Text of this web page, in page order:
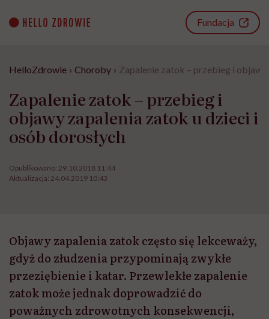
content
Fundacja
HelloZdrowie › Choroby › Zapalenie zatok – przebieg i
Zapalenie zatok – przebieg i
objawy zapalenia zatok u dzieci i
osób dorosłych
Opublikowano: 29.10.2018 11:44
Aktualizacja: 24.04.2019 10:43
Objawy zapalenia zatok często się lekceważy,
gdyż do złudzenia przypominają zwykłe
przeziębienie i katar. Przewlekłe zapalenie
zatok może jednak doprowadzić do
poważnych zdrowotnych konsekwencji,